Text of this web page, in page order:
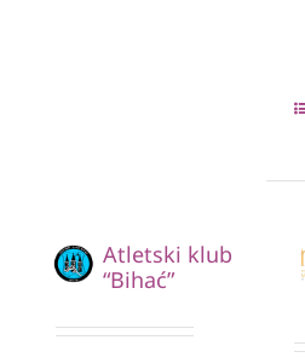
Atletski klub
“Bihać”